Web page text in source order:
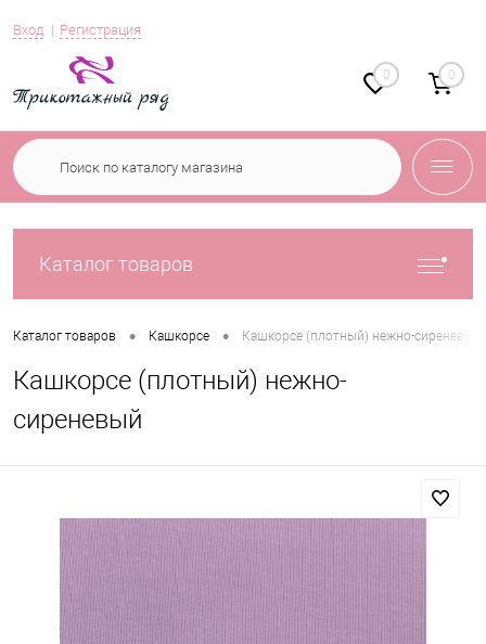
Вход Регистрация
0 0
Каталог товаров
Каталог товаров • Кашкорсе • Кашкорсе (плотный) нежно-сиреневый
Кашкорсе (плотный) нежно-
сиреневый